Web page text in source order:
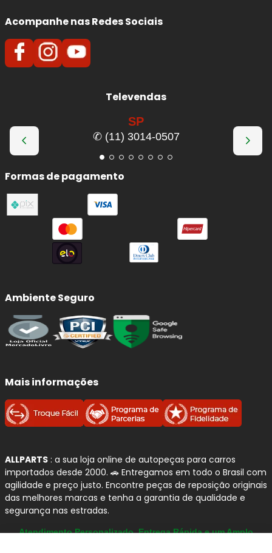
Acompanhe nas Redes Sociais
Televendas
SP
✆ (11) 3014-0507
Formas de pagamento
Ambiente Seguro
Mais informações
ALLPARTS : a sua loja online de autopeças para carros
importados desde 2000. 🚗 Entregamos em todo o Brasil com
agilidade e preço justo. Encontre peças de reposição originais
das melhores marcas e tenha a garantia de qualidade e
segurança nas estradas.
Atendimento Personalizado, Entrega Rápida e um Amplo